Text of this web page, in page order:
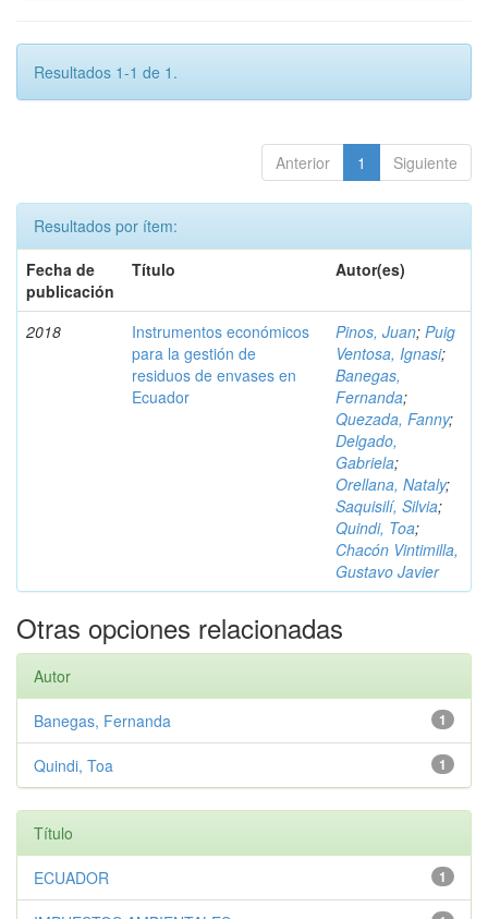
Resultados 1-1 de 1.
Anterior 1 Siguiente
Resultados por ítem:
Fecha de
publicación
Título Autor(es)
2018
Instrumentos económicos
para la gestión de
residuos de envases en
Ecuador
Pinos, Juan; Puig
Ventosa, Ignasi;
Banegas,
Fernanda;
Quezada, Fanny;
Delgado,
Gabriela;
Orellana, Nataly;
Saquisilí, Silvia;
Quindi, Toa;
Chacón Vintimilla,
Gustavo Javier
Otras opciones relacionadas
Autor
1
Banegas, Fernanda
1
Quindi, Toa
Título
1
ECUADOR